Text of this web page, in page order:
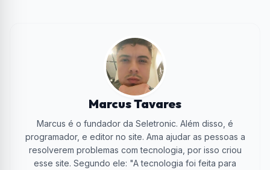
Marcus Tavares
Marcus é o fundador da Seletronic. Além disso, é
programador, e editor no site. Ama ajudar as pessoas a
resolverem problemas com tecnologia, por isso criou
esse site. Segundo ele: "A tecnologia foi feita para